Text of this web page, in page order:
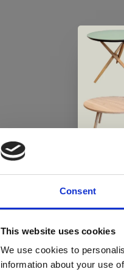
Consent
This website uses cookies
We use cookies to
information about your use